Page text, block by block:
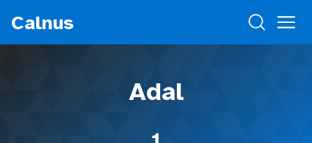
Calnus
Adal